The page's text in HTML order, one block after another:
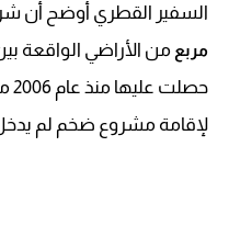
السفير القطري أوضح أن
مربع من الأراضي الواقعة
لإقامة مشروع ضخم لم يدخل